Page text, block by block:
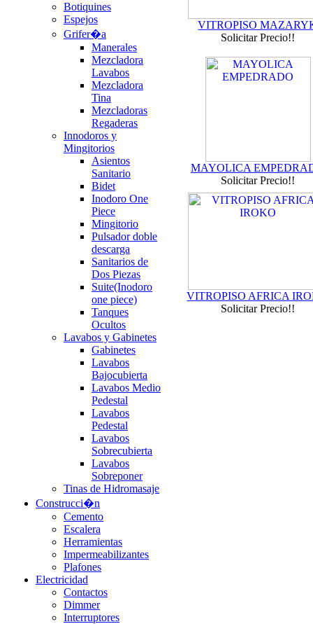
Botiquines
Espejos
Grifer�a
Manerales
Mezcladora
Lavabos
Mezcladora
Tina
Mezcladoras
Regaderas
Innodoros y
Mingitorios
Asientos
Sanitario
Bidet
Inodoro One
Piece
Mingitorio
Pulsador doble
descarga
Sanitarios de
Dos Piezas
Suite(Inodoro
one piece)
Tanques
Ocultos
Lavabos y Gabinetes
Gabinetes
Lavabos
Bajocubierta
Lavabos Medio
Pedestal
Lavabos
Pedestal
Lavabos
Sobrecubierta
Lavabos
Sobreponer
Tinas de Hidromasaje
Construcci�n
Cemento
Escalera
Herramientas
Impermeabilizantes
Plafones
Electricidad
Contactos
Dimmer
Interruptores
VITROPISO
Solicitar Precio!!
MAYOLICA
Solicitar Precio!!
VITROPISO AFRICA
Solicitar Precio!!